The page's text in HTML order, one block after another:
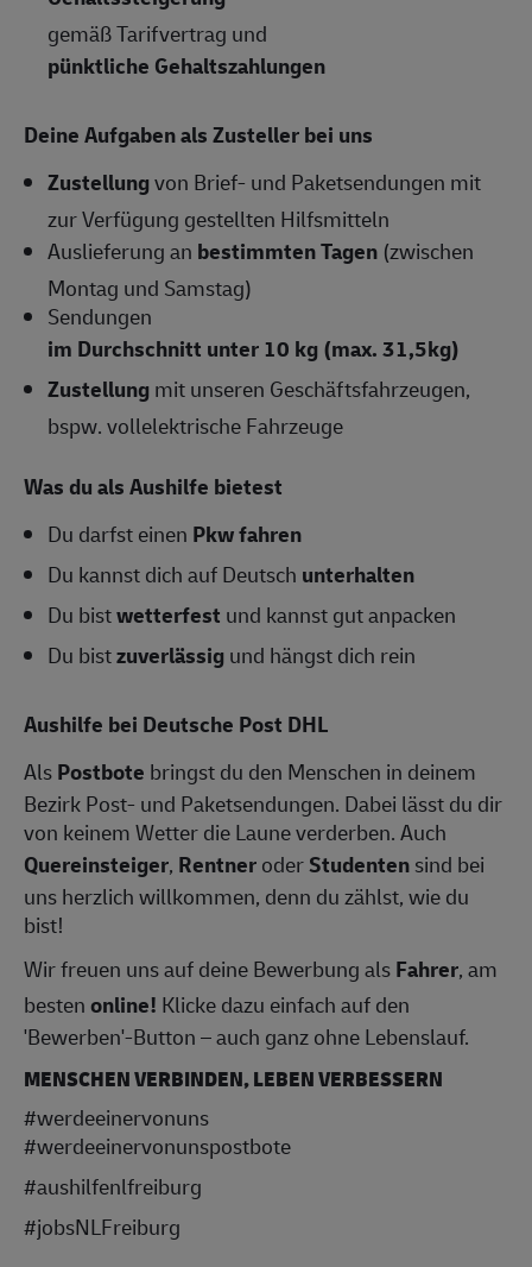
gemäß Tarifvertrag und
pünktliche Gehaltszahlungen
Deine Aufgaben als Zusteller bei uns
Zustellungvon Brief- und Paketsendungen mit
zur Verfügung gestellten Hilfsmitteln
Auslieferung an bestimmten Tagen (zwischen
Montag und Samstag)
Sendungen
im Durchschnitt unter 10 kg (max. 31,5kg)
Zustellungmit unseren Geschäftsfahrzeugen,
bspw. vollelektrische Fahrzeuge
Was du als Aushilfe bietest
Du darfst einen Pkw fahren
Du kannst dich auf Deutsch unterhalten
Du bistwetterfest und kannst gut anpacken
Du bistzuverlässigund hängst dich rein
Aushilfe bei Deutsche Post DHL
AlsPostbote bringst du den Menschen in deinem
Bezirk Post- und Paketsendungen. Dabei lässt du dir
von keinem Wetter die Laune verderben. Auch
Quereinsteiger, RentneroderStudentensind bei
uns herzlich willkommen, denn du zählst, wie du
bist!
Wir freuen uns auf deine Bewerbung alsFahrer, am
bestenonline! Klicke dazu einfach auf den
'Bewerben'-Button – auch ganz ohne Lebenslauf.
MENSCHEN VERBINDEN, LEBEN VERBESSERN
#werdeeinervonuns
#werdeeinervonunspostbote
#aushilfenlfreiburg
#jobsNLFreiburg